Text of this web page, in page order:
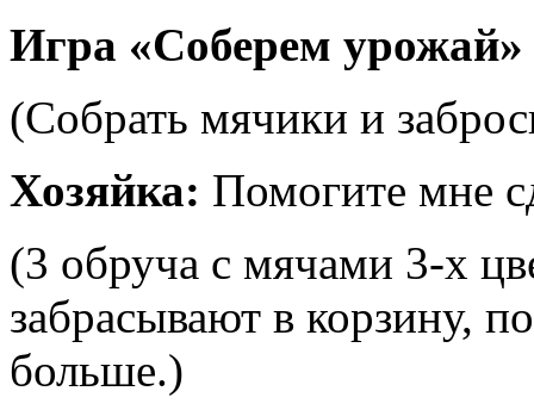
Игра «Соберем урожай»
(Собрать мячики и
Хозяйка: Помогите мне
(3 обруча с мячами 3-х
забрасывают в корзину,
больше.)